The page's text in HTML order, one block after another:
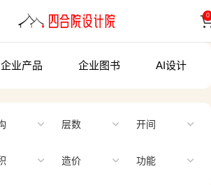
0
企业产品 企业图书 AI设计